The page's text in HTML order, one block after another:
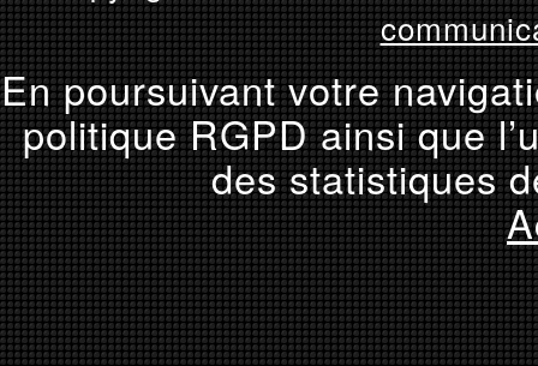
En poursuivant votre
politique RGPD ainsi que
des statistiques